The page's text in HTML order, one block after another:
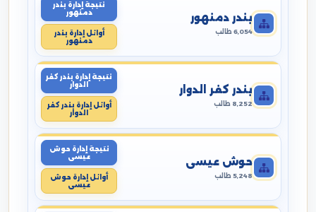
بندر دمنهور
6,054 طالب
نتيجة إدارة بندر
دمنهور
أوائل إدارة بندر
دمنهور
بندر كفر الدوار
8,252 طالب
نتيجة إدارة بندر كفر
الدوار
أوائل إدارة بندر كفر
الدوار
حوش عيسى
5,248 طالب
نتيجة إدارة حوش
عيسى
أوائل إدارة حوش
عيسى